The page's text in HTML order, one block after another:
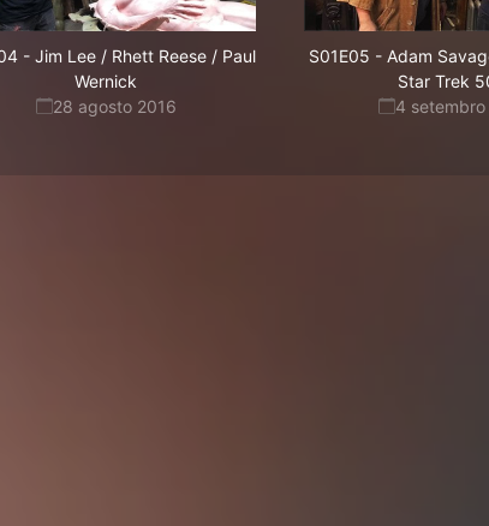
- Jim Lee / Rhett Reese / Paul
Wernick
28 agosto 2016
S01E05 - Adam
Star Trek
4